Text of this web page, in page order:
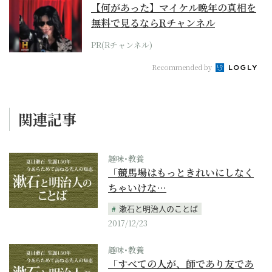
【何があった】マイケル晩年の真相を
無料で見るならRチャンネル
PR(Rチャンネル)
Recommended by
関連記事
趣味･教養
「競馬場はもっときれいにしなく
ちゃいけな…
漱石と明治人のことば
2017/12/23
趣味･教養
「すべての人が、師であり友であ